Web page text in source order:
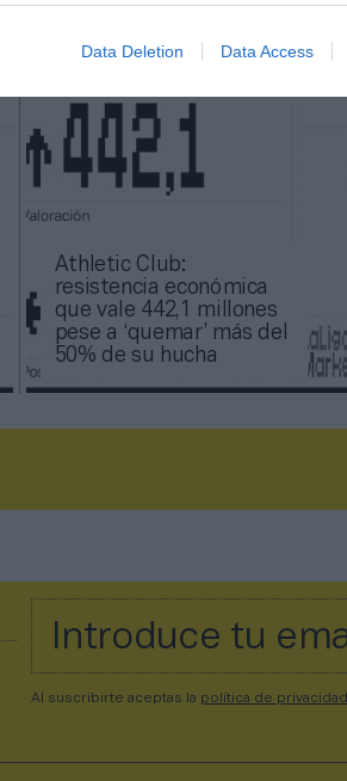
Data Deletion Data Access
Athletic Club:
resistencia económica
que vale 442,1 millones
pese a ‘quemar’ más del
50% de su hucha
Al suscribirte aceptas la política de privacidad